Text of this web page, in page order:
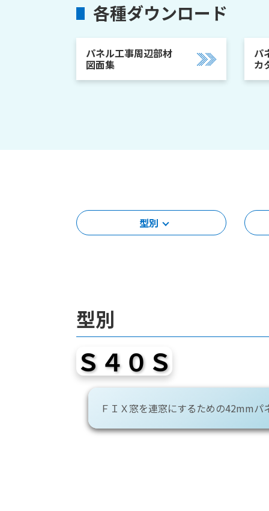
各種ダウンロード
パネル工事周辺部材
図面集
パ
カ
型別
型別
Ｓ４０Ｓ
ＦＩＸ窓を連窓にするための42mmパ